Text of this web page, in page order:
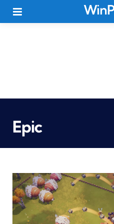
Epic